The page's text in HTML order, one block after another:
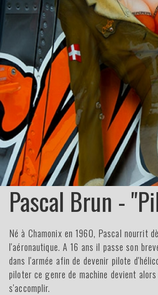
Pascal Brun -
Né à Chamonix en 1960, Pascal nourrit
l'aéronautique. A 16 ans il passe son
dans l'armée afin de devenir pilote
piloter ce genre de machine devient
s'accomplir.